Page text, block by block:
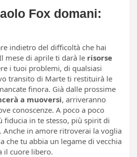
Fox domani:
indietro del difficoltà che hai
mese di aprile ti darà le risorse
i tuoi problemi, di qualsiasi
transito di Marte ti restituirà le
finora. Già dalle prossime
a muoversi, arriveranno
conoscenze. A poco a poco
fiducia in te stesso, più spirit di
Anche in amore ritroverai la voglia
che tu abbia un legame di vecchia
il cuore libero.